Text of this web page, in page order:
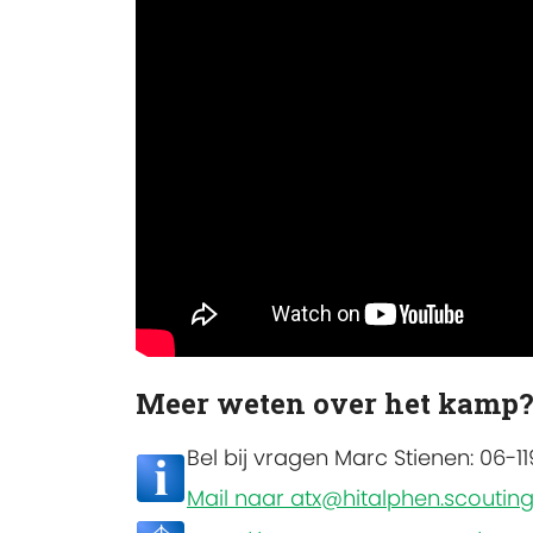
Meer weten over het kamp?
Bel bij vragen Marc Stienen: 06-
Mail naar